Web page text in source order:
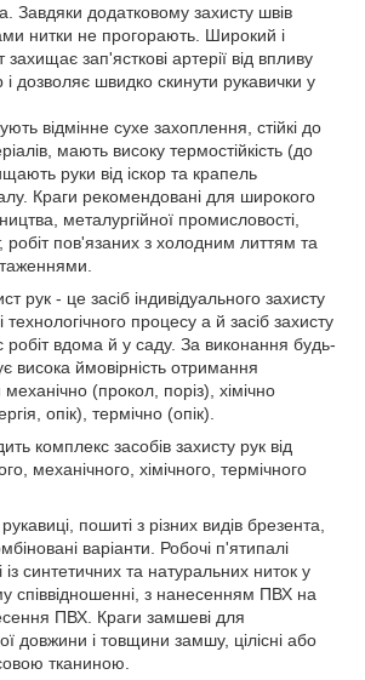
Завдяки додатковому захисту швів
нитки не прогорають. Широкий і
зап'ясткові артерії від впливу
дозволяє швидко скинути рукавички у
відмінне сухе захоплення, стійкі до
мають високу термостійкість (до
руки від іскор та крапель
Краги рекомендовані для широкого
металургійної промисловості,
робіт пов'язаних з холодним литтям та
рук - це засіб індивідуального захисту
технологічного процесу а й засіб захисту
робіт вдома й у саду. За виконання будь-
висока ймовірність отримання
(прокол, поріз), хімічно
опік), термічно (опік).
комплекс засобів захисту рук від
механічного, хімічного, термічного
пошиті з різних видів брезента,
варіанти. Робочі п'ятипалі
із синтетичних та натуральних ниток у
співвідношенні, з нанесенням ПВХ на
ПВХ. Краги замшеві для
довжини і товщини замшу, цілісні або
тканиною.